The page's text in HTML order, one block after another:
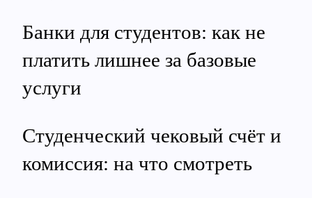
Банки для студентов: как не
платить лишнее за базовые
услуги
Студенческий чековый счёт и
комиссия: на что смотреть